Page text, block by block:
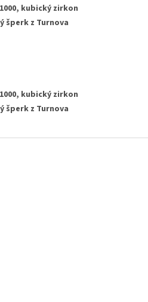
kubický zirkon
šperk z Turnova
kubický zirkon
šperk z Turnova